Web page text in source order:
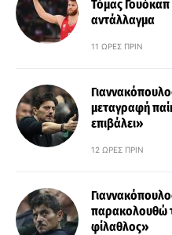
Τόμας
αντάλλαγμα
11 ΏΡΕΣ ΠΡΙΝ
μεταγραφή
επιβάλει»
12 ΏΡΕΣ ΠΡΙΝ
παρακολουθώ
φίλαθλος»